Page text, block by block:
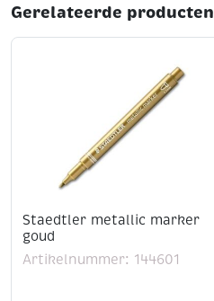
Gerelateerde producten
Staedtler metallic marker
goud
Artikelnummer: 144601